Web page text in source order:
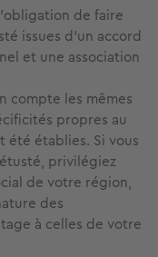
de faire
issues d'un accord
et une association
compte les mêmes
propres au
établies. Si vous
privilégiez
de votre région,
des
à celles de votre